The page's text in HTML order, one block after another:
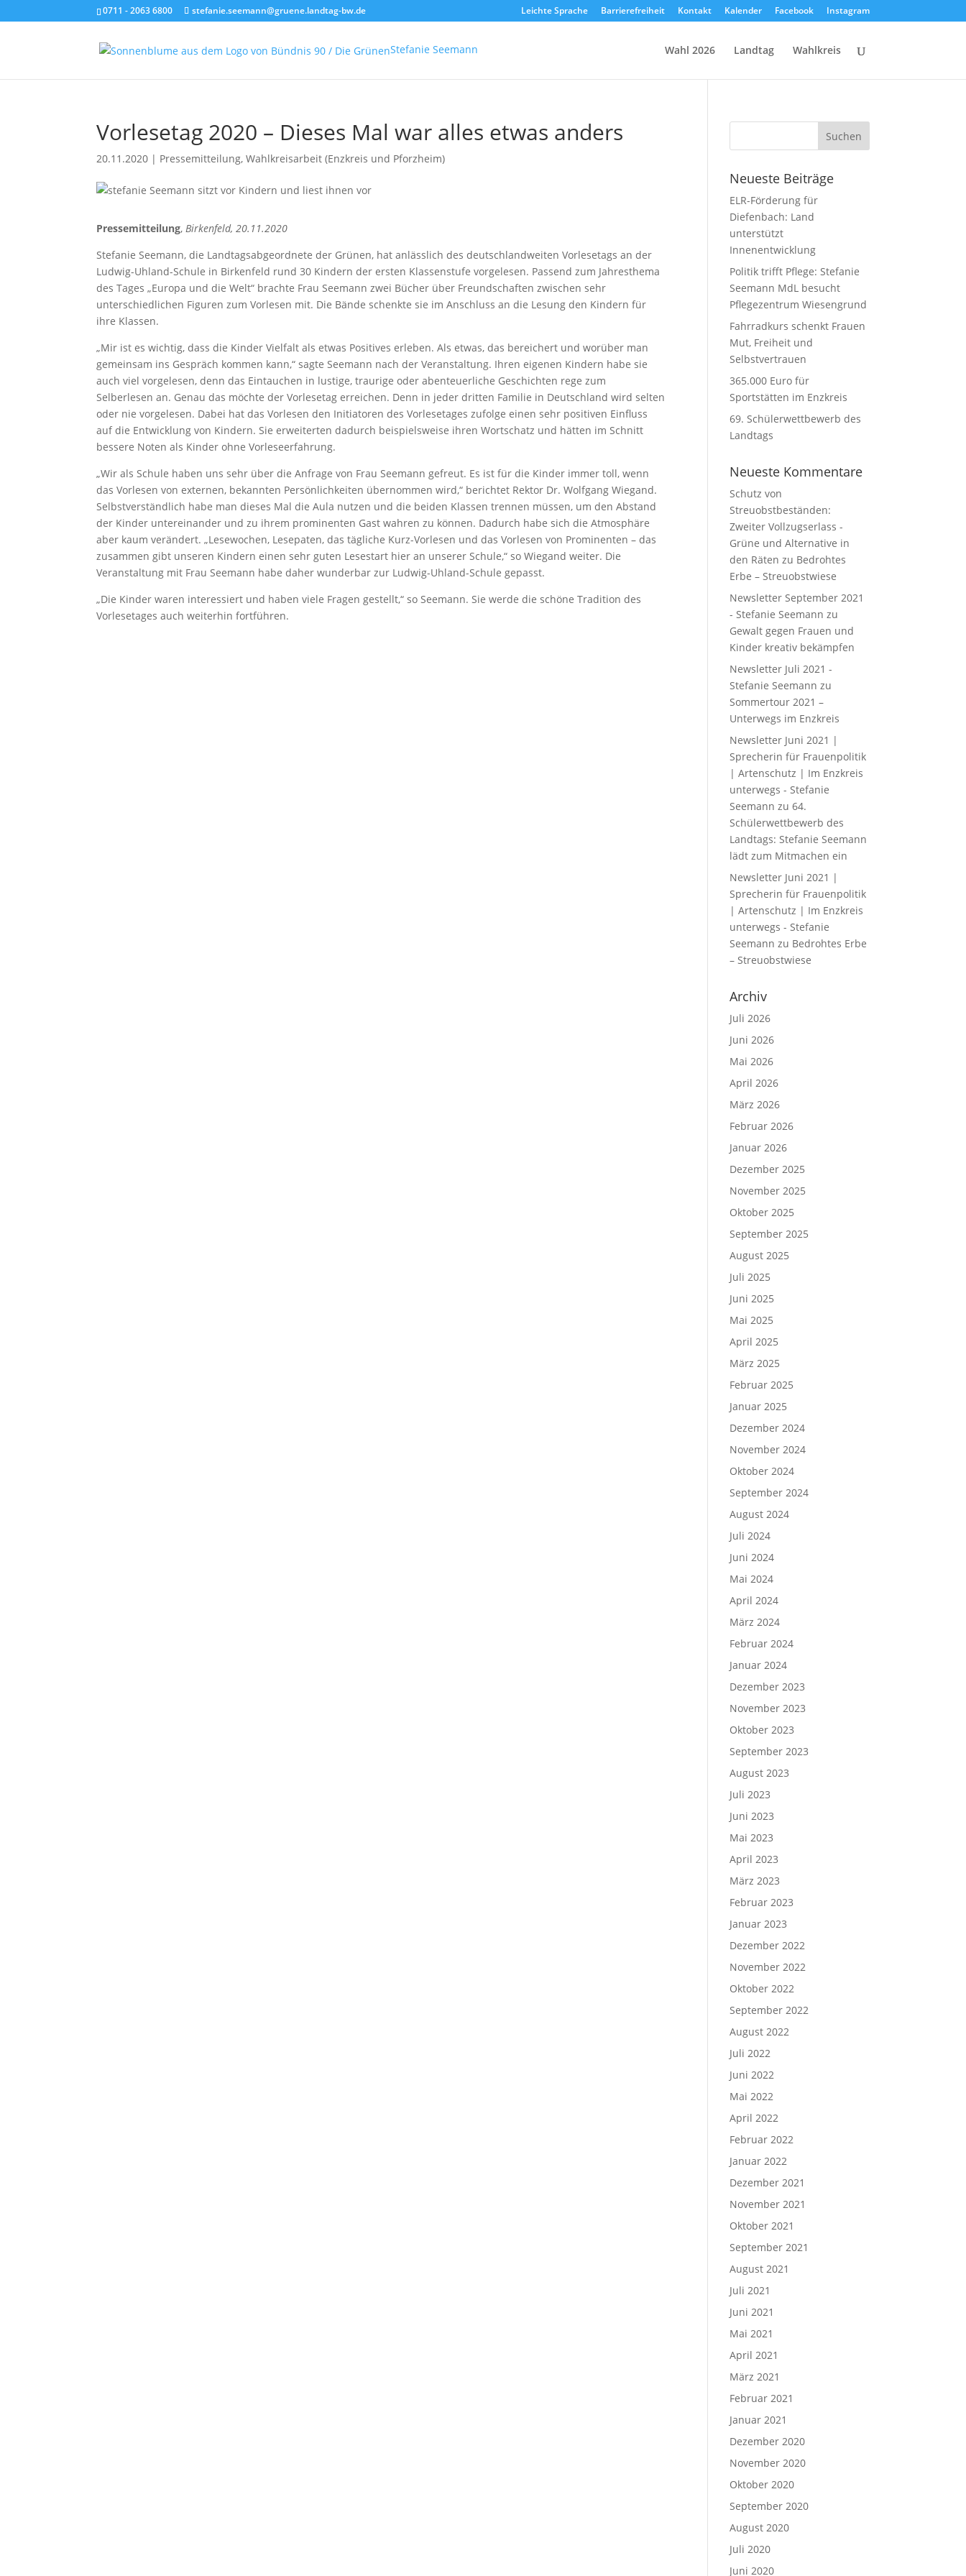
0711 - 2063 6800 stefanie.seemann@gruene.landtag-bw.de Leichte Sprache Barrierefreiheit Kontakt Kalender Facebook Instagram
Stefanie Seemann Wahl 2026 Landtag Wahlkreis
Vorlesetag 2020 – Dieses Mal war alles etwas anders
20.11.2020 | Pressemitteilung,Wahlkreisarbeit (Enzkreis und Pforzheim)
Pressemitteilung,Birkenfeld, 20.11.2020
Stefanie Seemann, die Landtagsabgeordnete der Grünen, hat anlässlich des deutschlandweiten Vorlesetags an der
Ludwig-Uhland-Schule in Birkenfeld rund 30 Kindern der ersten Klassenstufe vorgelesen. Passend zum Jahresthema
des Tages „Europa und die Welt“ brachte Frau Seemann zwei Bücher über Freundschaften zwischen sehr
unterschiedlichen Figuren zum Vorlesen mit. Die Bände schenkte sie im Anschluss an die Lesung den Kindern für
ihre Klassen.
„Mir ist es wichtig, dass die Kinder Vielfalt als etwas Positives erleben. Als etwas, das bereichert und worüber man
gemeinsam ins Gespräch kommen kann,“ sagte Seemann nach der Veranstaltung. Ihren eigenen Kindern habe sie
auch viel vorgelesen, denn das Eintauchen in lustige, traurige oder abenteuerliche Geschichten rege zum
Selberlesen an. Genau das möchte der Vorlesetag erreichen. Denn in jeder dritten Familie in Deutschland wird selten
oder nie vorgelesen. Dabei hat das Vorlesen den Initiatoren des Vorlesetages zufolge einen sehr positiven Einfluss
auf die Entwicklung von Kindern. Sie erweiterten dadurch beispielsweise ihren Wortschatz und hätten im Schnitt
bessere Noten als Kinder ohne Vorleseerfahrung.
„Wir als Schule haben uns sehr über die Anfrage von Frau Seemann gefreut. Es ist für die Kinder immer toll, wenn
das Vorlesen von externen, bekannten Persönlichkeiten übernommen wird,“ berichtet Rektor Dr. Wolfgang Wiegand.
Selbstverständlich habe man dieses Mal die Aula nutzen und die beiden Klassen trennen müssen, um den Abstand
der Kinder untereinander und zu ihrem prominenten Gast wahren zu können. Dadurch habe sich die Atmosphäre
aber kaum verändert. „Lesewochen, Lesepaten, das tägliche Kurz-Vorlesen und das Vorlesen von Prominenten – das
zusammen gibt unseren Kindern einen sehr guten Lesestart hier an unserer Schule,“ so Wiegand weiter. Die
Veranstaltung mit Frau Seemann habe daher wunderbar zur Ludwig-Uhland-Schule gepasst.
„Die Kinder waren interessiert und haben viele Fragen gestellt,“ so Seemann. Sie werde die schöne Tradition des
Vorlesetages auch weiterhin fortführen.
Neueste Beiträge
ELR-Förderung für
Diefenbach: Land
unterstützt
Innenentwicklung
Politik trifft Pflege: Stefanie
Seemann MdL besucht
Pflegezentrum Wiesengrund
Fahrradkurs schenkt Frauen
Mut, Freiheit und
Selbstvertrauen
365.000 Euro für
Sportstätten im Enzkreis
69. Schülerwettbewerb des
Landtags
Neueste Kommentare
Schutz von
Streuobstbeständen:
Zweiter Vollzugserlass -
Grüne und Alternative in
den Räten zu Bedrohtes
Erbe – Streuobstwiese
Newsletter September 2021
- Stefanie Seemann zu
Gewalt gegen Frauen und
Kinder kreativ bekämpfen
Newsletter Juli 2021 -
Stefanie Seemann zu
Sommertour 2021 –
Unterwegs im Enzkreis
Newsletter Juni 2021 |
Sprecherin für Frauenpolitik
| Artenschutz | Im Enzkreis
unterwegs - Stefanie
Seemann zu64.
Schülerwettbewerb des
Landtags: Stefanie Seemann
lädt zum Mitmachen ein
Newsletter Juni 2021 |
Sprecherin für Frauenpolitik
| Artenschutz | Im Enzkreis
unterwegs - Stefanie
Seemann zu Bedrohtes Erbe
– Streuobstwiese
Archiv
Juli 2026
Juni 2026
Mai 2026
April 2026
März 2026
Februar 2026
Januar 2026
Dezember 2025
November 2025
Oktober 2025
September 2025
August 2025
Juli 2025
Juni 2025
Mai 2025
April 2025
März 2025
Februar 2025
Januar 2025
Dezember 2024
November 2024
Oktober 2024
September 2024
August 2024
Juli 2024
Juni 2024
Mai 2024
April 2024
März 2024
Februar 2024
Januar 2024
Dezember 2023
November 2023
Oktober 2023
September 2023
August 2023
Juli 2023
Juni 2023
Mai 2023
April 2023
März 2023
Februar 2023
Januar 2023
Dezember 2022
November 2022
Oktober 2022
September 2022
August 2022
Juli 2022
Juni 2022
Mai 2022
April 2022
Februar 2022
Januar 2022
Dezember 2021
November 2021
Oktober 2021
September 2021
August 2021
Juli 2021
Juni 2021
Mai 2021
April 2021
März 2021
Februar 2021
Januar 2021
Dezember 2020
November 2020
Oktober 2020
September 2020
August 2020
Juli 2020
Juni 2020